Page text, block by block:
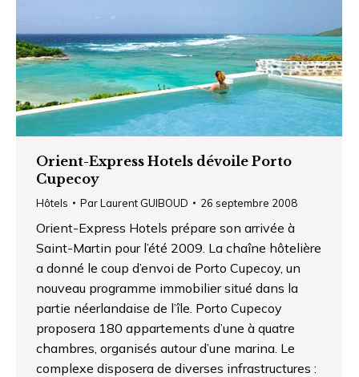
Orient-Express Hotels dévoile Porto
Cupecoy
Hôtels ParLaurent GUIBOUD 26 septembre 2008
Orient-Express Hotels prépare son arrivée à
Saint-Martin pour l’été 2009. La chaîne hôtelière
a donné le coup d’envoi de Porto Cupecoy, un
nouveau programme immobilier situé dans la
partie néerlandaise de l’île. Porto Cupecoy
proposera 180 appartements d’une à quatre
chambres, organisés autour d’une marina. Le
complexe disposera de diverses infrastructures :